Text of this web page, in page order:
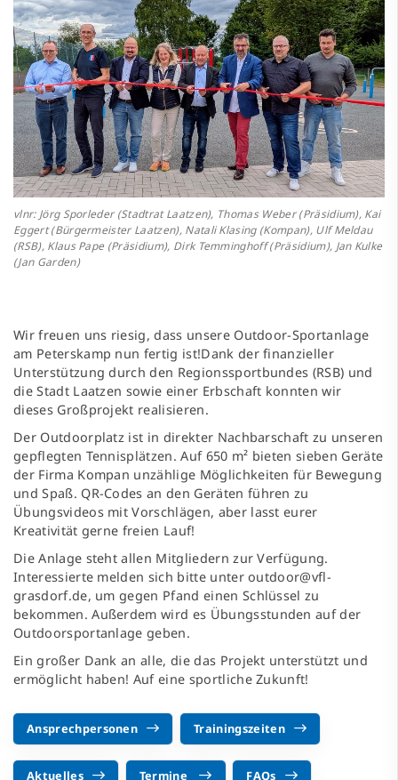
vlnr: Jörg Sporleder (Stadtrat Laatzen), Thomas Weber (Präsidium), Kai
Eggert (Bürgermeister Laatzen), Natali Klasing (Kompan), Ulf Meldau
(RSB), Klaus Pape (Präsidium), Dirk Temminghoff (Präsidium), Jan Kulke
(Jan Garden)
Wir freuen uns riesig, dass unsere Outdoor-Sportanlage
am Peterskamp nun fertig ist!Dank der finanzieller
Unterstützung durch den Regionssportbundes (RSB) und
die Stadt Laatzen sowie einer Erbschaft konnten wir
dieses Großprojekt realisieren.
Der Outdoorplatz ist in direkter Nachbarschaft zu unseren
gepflegten Tennisplätzen. Auf 650 m² bieten sieben Geräte
der Firma Kompan unzählige Möglichkeiten für Bewegung
und Spaß. QR-Codes an den Geräten führen zu
Übungsvideos mit Vorschlägen, aber lasst eurer
Kreativität gerne freien Lauf!
Die Anlage steht allen Mitgliedern zur Verfügung.
Interessierte melden sich bitte unteroutdoor@vfl-
grasdorf.de, um gegen Pfand einen Schlüssel zu
bekommen. Außerdem wird es Übungsstunden auf der
Outdoorsportanlage geben.
Ein großer Dank an alle, die das Projekt unterstützt und
ermöglicht haben! Auf eine sportliche Zukunft!
Ansprechpersonen Trainingszeiten
Aktuelles Termine FAQs